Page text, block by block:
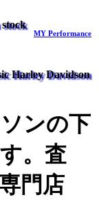
MY Performance
Harley Davidson
ンの下
。査
門店